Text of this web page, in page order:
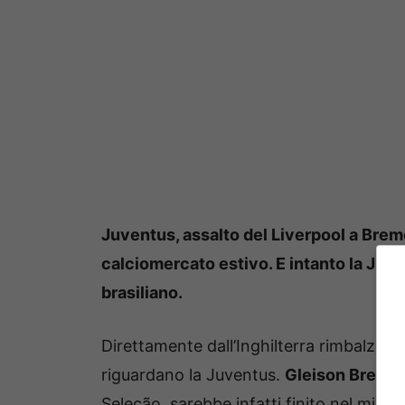
Juventus, assalto del Liverpool a
calciomercato estivo. E intanto la
brasiliano.
Direttamente dall’Inghilterra
riguardano la Juventus. Gleison Bremer